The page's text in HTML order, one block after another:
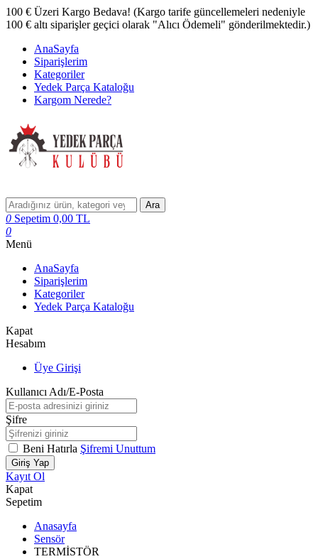
100 € Üzeri Kargo Bedava! (Kargo tarife güncellemeleri nedeniyle
100 € altı siparişler geçici olarak "Alıcı Ödemeli" gönderilmektedir.)
AnaSayfa
Siparişlerim
Kategoriler
Yedek Parça Kataloğu
Kargom Nerede?
Ara
0 Sepetim 0,00 TL
0
Menü
AnaSayfa
Siparişlerim
Kategoriler
Yedek Parça Kataloğu
Kapat
Hesabım
Üye Girişi
Kullanıcı Adı/E-Posta
Şifre
Beni Hatırla Şifremi Unuttum
Giriş Yap
Kayıt Ol
Kapat
Sepetim
Anasayfa
Sensör
TERMİSTÖR